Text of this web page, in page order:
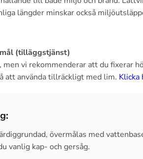
längder minskar också
(tilläggstjänst)
vi rekommenderar att du fixerar
att använda tillräckligt med lim. Klicka
övermålas med
vanlig kap- och gersåg.